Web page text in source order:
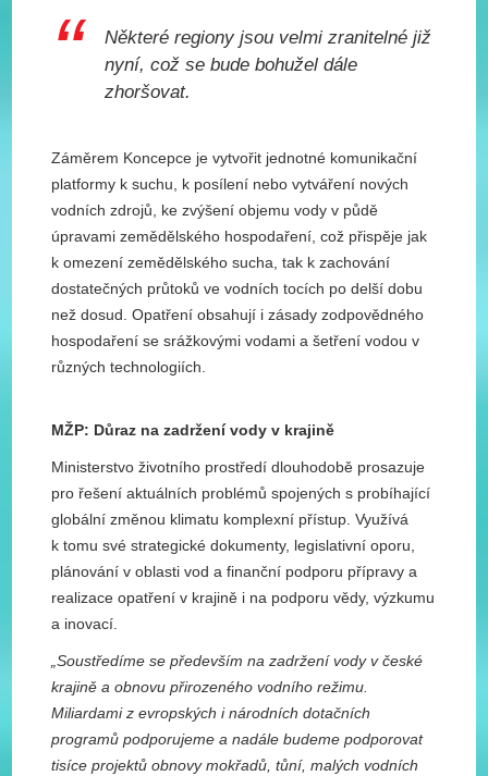
Některé regiony jsou velmi zranitelné již
nyní, což se bude bohužel dále
zhoršovat.
Záměrem Koncepce je vytvořit jednotné komunikační
platformy k suchu, k posílení nebo vytváření nových
vodních zdrojů, ke zvýšení objemu vody v půdě
úpravami zemědělského hospodaření, což přispěje jak
k omezení zemědělského sucha, tak k zachování
dostatečných průtoků ve vodních tocích po delší dobu
než dosud. Opatření obsahují i zásady zodpovědného
hospodaření se srážkovými vodami a šetření vodou v
různých technologiích.
MŽP: Důraz na zadržení vody v krajině
Ministerstvo životního prostředí dlouhodobě prosazuje
pro řešení aktuálních problémů spojených s probíhající
globální změnou klimatu komplexní přístup. Využívá
k tomu své strategické dokumenty, legislativní oporu,
plánování v oblasti vod a finanční podporu přípravy a
realizace opatření v krajině i na podporu vědy, výzkumu
a inovací.
„Soustředíme se především na zadržení vody v české
krajině a obnovu přirozeného vodního režimu.
Miliardami z evropských i národních dotačních
programů podporujeme a nadále budeme podporovat
tisíce projektů obnovy mokřadů, tůní, malých vodních